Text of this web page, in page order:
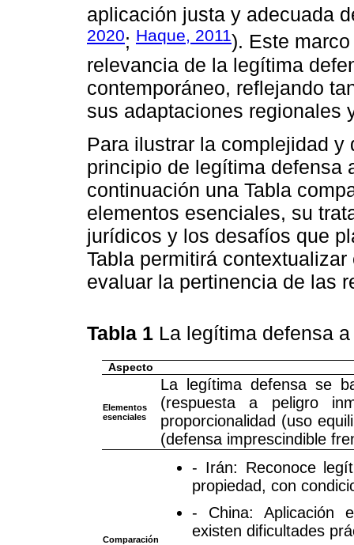
aplicación justa y adecuada
2020; Haque, 2011). Este
relevancia de la legítima
contemporáneo, reflejando
sus adaptaciones regionales
Para ilustrar la complejidad
principio de legítima defensa
continuación una Tabla
elementos esenciales, su
jurídicos y los desafíos que
Tabla permitirá
evaluar la pertinencia de las
Tabla 1 La legítima defensa
Aspecto
Elementos
esenciales
La legítima defensa se
(respuesta a peligro
proporcionalidad (uso
(defensa imprescindible
Comparación
- Irán: Reconoce
propiedad, con
- China: Aplicación
existen dificultades